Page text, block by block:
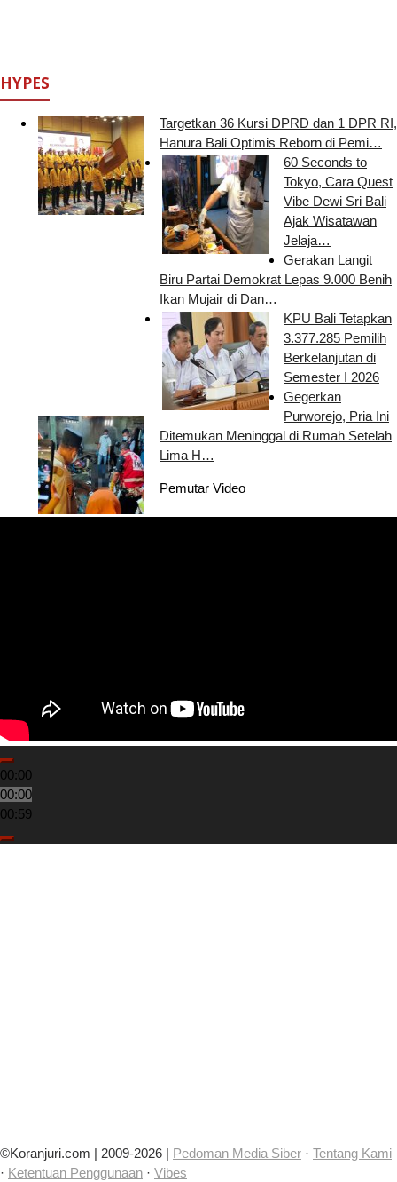
HYPES
Targetkan 36 Kursi DPRD dan 1 DPR RI,
Hanura Bali Optimis Reborn di Pemi…
60 Seconds to
Tokyo, Cara Quest
Vibe Dewi Sri Bali
Ajak Wisatawan
Jelaja…
Gerakan Langit
Biru Partai Demokrat Lepas 9.000 Benih
Ikan Mujair di Dan…
KPU Bali Tetapkan
3.377.285 Pemilih
Berkelanjutan di
Semester I 2026
Gegerkan
Purworejo, Pria Ini
Ditemukan Meninggal di Rumah Setelah
Lima H…
Pemutar Video
00:00
00:00
00:59
©Koranjuri.com | 2009-2026 | Pedoman Media Siber · Tentang Kami
· Ketentuan Penggunaan · Vibes